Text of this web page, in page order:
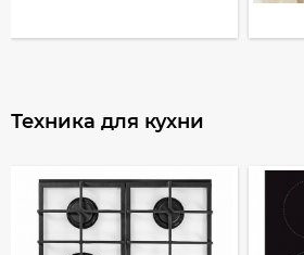
Техника для кухни